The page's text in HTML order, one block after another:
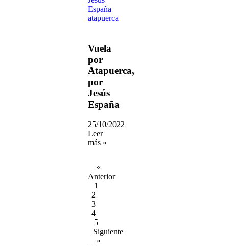
Vuela
por
Atapuerca,
por
Jesús
España
25/10/2022
Leer
más »
«
Anterior
1
2
3
4
5
Siguiente
»